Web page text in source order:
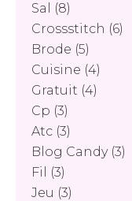
Sal
(8)
Crossstitch (6)
Brode (5)
Cuisine (4)
Gratuit (4)
Cp (3)
Atc (3)
Blog Candy(3)
Fil
(3)
Jeu (3)